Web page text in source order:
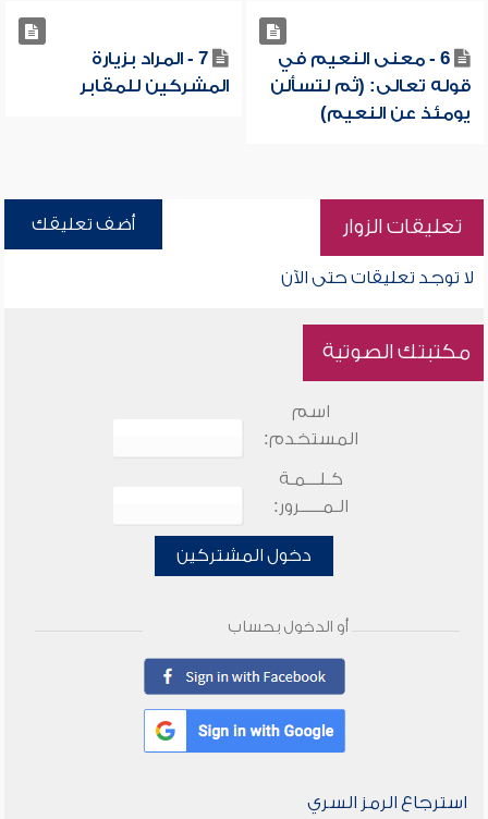
6 - معنى النعيم في
قوله تعالى: (ثم لتسألن
يومئذ عن النعيم)
7 - المراد بزيارة
المشركين للمقابر
تعليقات الزوار أضف تعليقك
لا توجد تعليقات حتى الآن
مكتبتك الصوتية
اسم
المستخدم:
كـلـــمـة
الـمـــــرور:
دخول المشتركين
أو الدخول بحساب
استرجاع الرمز السري